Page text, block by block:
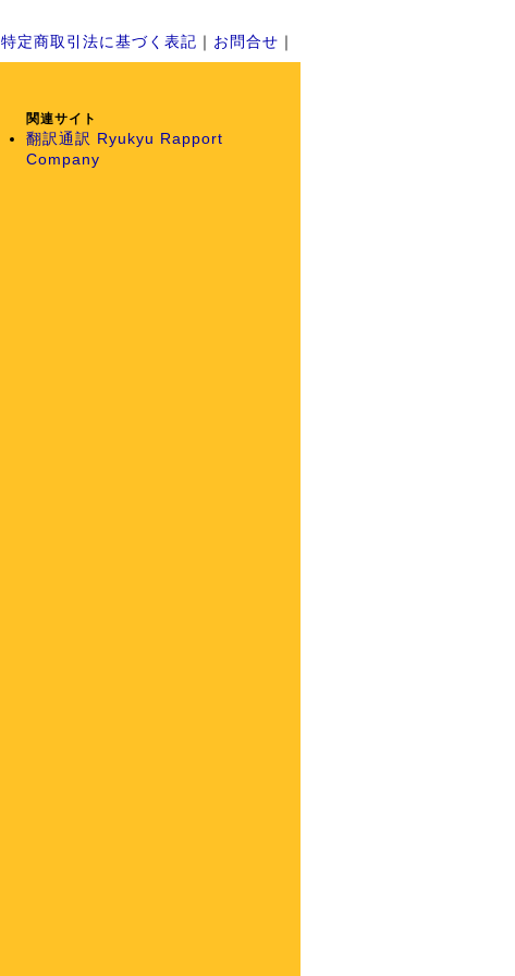
特定商取引法に基づく表記 ｜ お問合せ ｜
関連サイト
翻訳通訳 Ryukyu Rapport
Company